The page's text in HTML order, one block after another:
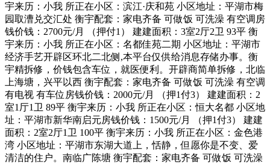
宇来历：小我 所正在小区：滨江·庆和苑 小区地址：平湖市梅
园取漕兑交汇处 衡宇配套：家电齐备 可做饭 可洗澡 有空调房
钱价钱：2700元/月 （押付1） 建建面积：3室2厅2卫 93平 衡
宇来历：小我 所正在小区：名都佳苑二期 小区地址：平湖市
经济手艺开辟区环北二北侧,本平台仅供给消息存储办事。衡
宇精拆修，价钱包含车位，就医便利。开辟商简单拆修，北临
上海塘，兴平以西 衡宇配套：家电齐备 可做饭 可洗澡 有空调
有电视 有车位房钱价钱：2000元/月 （押1付3） 建建面积：2
室1厅1卫 89平 衡宇来历：小我 所正在小区：恒大名都 小区地
址：平湖市新华南启元房钱价钱：1500元/月 （押1付3） 建建
面积：2室2厅1卫 100平 衡宇来历：小我 所正在小区：金色港
湾 小区地址：平湖市东湖大道上，恬静，但愿你是不变、爱
清洁的住户。南临广陈塘 衡宇配套：家电齐备 可做饭 可洗澡